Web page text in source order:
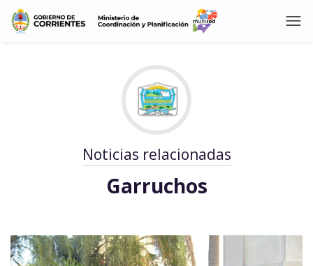
Noticias relacionadas
Garruchos